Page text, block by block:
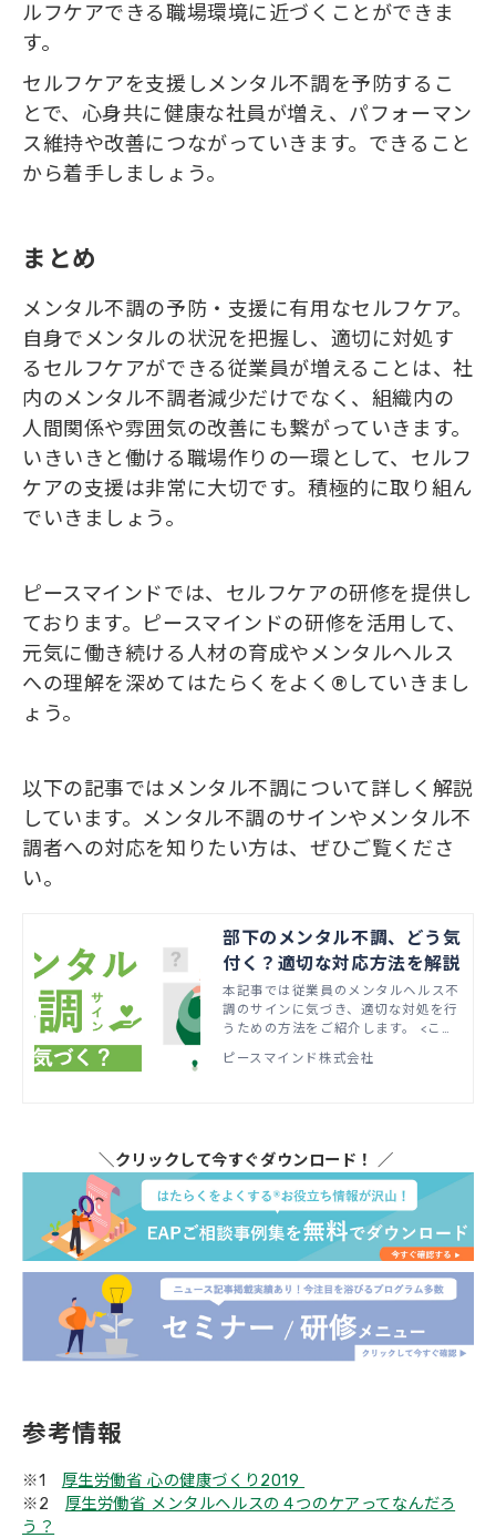
ルフケアできる職場環境に近づくことができま
す。
セルフケアを支援しメンタル不調を予防するこ
とで、心身共に健康な社員が増え、パフォーマン
ス維持や改善につながっていきます。できること
から着手しましょう。
まとめ
メンタル不調の予防・支援に有用なセルフケア。
自身でメンタルの状況を把握し、適切に対処す
るセルフケアができる従業員が増えることは、社
内のメンタル不調者減少だけでなく、組織内の
人間関係や雰囲気の改善にも繋がっていきます。
いきいきと働ける職場作りの一環として、セルフ
ケアの支援は非常に大切です。積極的に取り組ん
でいきましょう。
ピースマインドでは、セルフケアの研修を提供し
ております。ピースマインドの研修を活用して、
元気に働き続ける人材の育成やメンタルヘルス
への理解を深めてはたらくをよく®していきまし
ょう。
以下の記事ではメンタル不調について詳しく解説
しています。メンタル不調のサインやメンタル不
調者への対応を知りたい方は、ぜひご覧くださ
い。
部下のメンタル不調、どう気
付く？適切な対応方法を解説
本記事では従業員のメンタルヘルス不
調のサインに気づき、適切な対処を行
うための方法をご紹介します。 <この
不調とは何か ・メンタルヘルス不調
ピースマインド株式会社
＼クリックして今すぐダウンロード！ ／
参考情報
※1 厚生労働省 心の健康づくり2019
※2 厚生労働省 メンタルヘルスの４つのケアってなんだろ
う？